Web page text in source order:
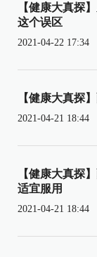
【健康大真探
这个误区
2021-04-22 17:34
【健康大真探
2021-04-21 18:44
【健康大真探
适宜服用
2021-04-21 18:44